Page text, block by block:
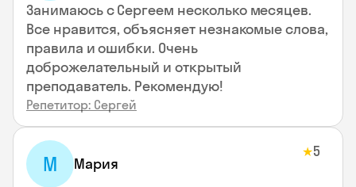
Занимаюсь с Сергеем несколько месяцев.
Все нравится, объясняет незнакомые слова,
правила и ошибки. Очень
доброжелательный и открытый
преподаватель. Рекомендую!
Репетитор: Сергей
М Мария
★5